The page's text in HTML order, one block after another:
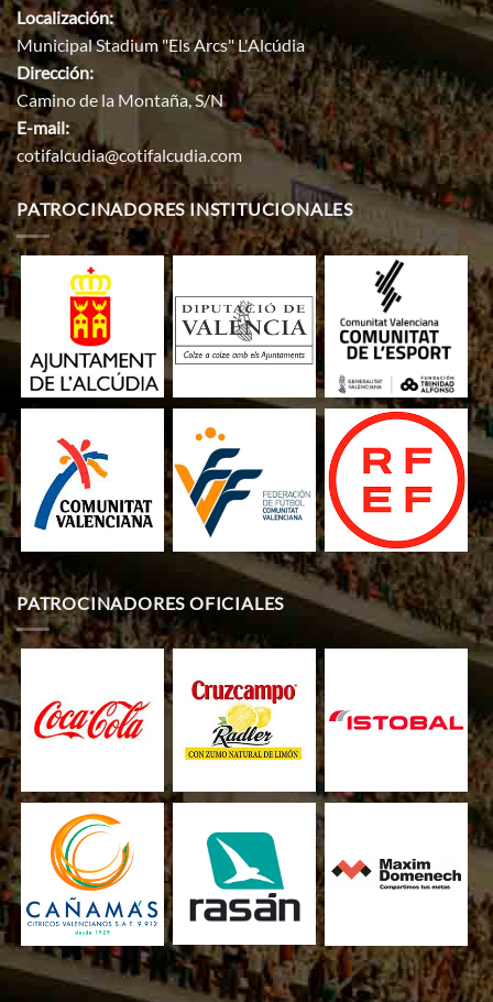
Localización:
Municipal Stadium "Els Arcs" L'Alcúdia
Dirección:
Camino de la Montaña, S/N
E-mail:
cotifalcudia@cotifalcudia.com
PATROCINADORES INSTITUCIONALES
PATROCINADORES OFICIALES